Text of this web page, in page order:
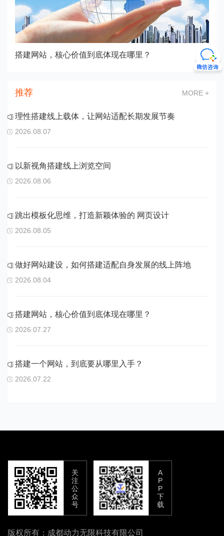
搭建网站，核心价值到底体现在哪里？
推荐 MORE +
理性搭建线上载体，让网站适配长期发展节奏
2026.08.07
以新视角搭建线上浏览空间
2026.08.06
跳出模板化思维，打造新颖体验的 网页设计
2026.08.05
做好网站建设，如何搭建适配自身发展的线上阵地
2026.08.04
搭建网站，核心价值到底体现在哪里？
2026.07.27
搭建一个网站，到底要从哪里入手？
2026.07.22
关
注
公
众
号
A
P
P
下
载
版权所有：成都动力无限科技有限公司